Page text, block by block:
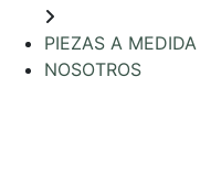
PIEZAS A MEDIDA
NOSOTROS